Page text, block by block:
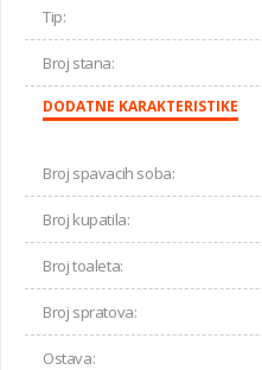
Tip:
Broj stana:
DODATNE KARAKTERISTIKE
Broj spavacih soba:
Broj kupatila:
Broj toaleta:
Broj spratova:
Ostava: